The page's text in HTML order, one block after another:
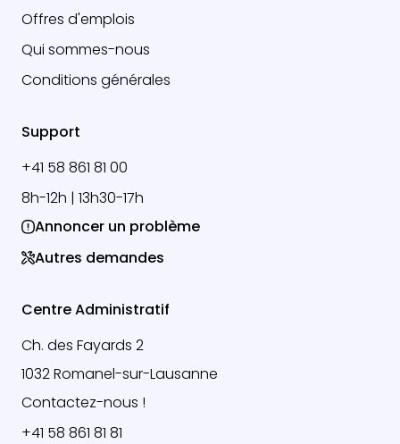
Offres d'emplois
Qui sommes-nous
Conditions générales
Support
+41 58 861 81 00
8h-12h | 13h30-17h
Annoncer un problème
Autres demandes
Centre Administratif
Ch. des Fayards 2
1032 Romanel-sur-Lausanne
Contactez-nous !
+41 58 861 81 81